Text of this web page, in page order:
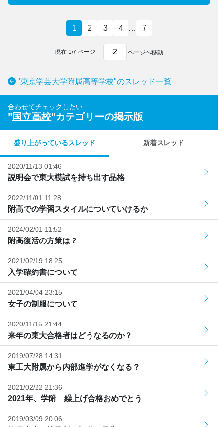
1 2 3 4 … 7
現在 1 /7 ページ ページへ移動
"東京学芸大学附属高等学校"のスレッド一覧
合わせてチェックしたい
"国立高校"カテゴリーの掲示版
盛り上がっているスレッド 新着スレッド
2020/11/13 01:46
説明会で東大模試を持ち出す品格
2022/11/01 11:28
附高での学習スタイルについていけるか
2024/02/01 11:52
附高復活の方策は？
2021/02/19 18:25
入学確約書について
2021/04/04 23:15
女子の制服について
2020/11/15 21:44
来年の東大合格者はどうなるのか？
2019/07/28 14:31
東工大附属から内部進学がなくなる？
2021/02/22 21:36
2021年、学附 繰上げ合格おめでとう
2019/03/09 20:06